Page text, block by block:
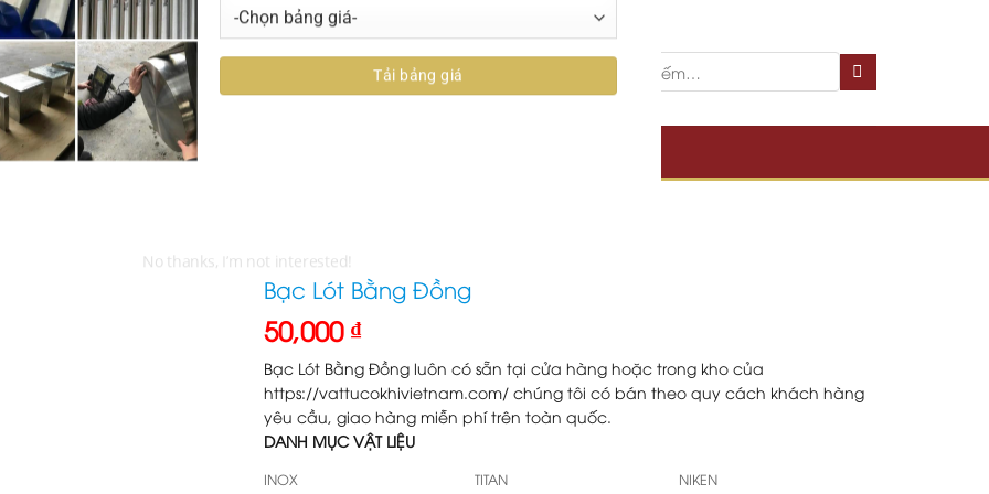
vấn khách hàng: 0936.304.304
NIKEN NHÔM TITAN
Bạc Lót Bằng Đồng
50,000 ₫
Bạc Lót Bằng Đồng luôn có sẵn tại cửa hàng hoặc trong kho của
https://vattucokhivietnam.com/ chúng tôi có bán theo quy cách khách hàng
yêu cầu, giao hàng miễn phí trên toàn quốc.
DANH MỤC VẬT LIỆU
INOX TITAN
NIKEN